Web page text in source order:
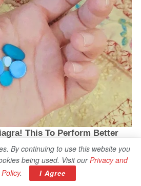
By continuing to use this website you
being used. Visit ourPrivacy and
. I Agree